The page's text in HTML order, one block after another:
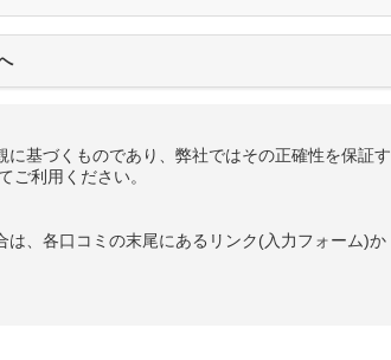
基づくものであり、弊社ではその正確性を保証す
ご利用ください。
、各口コミの末尾にあるリンク(入力フォーム)か